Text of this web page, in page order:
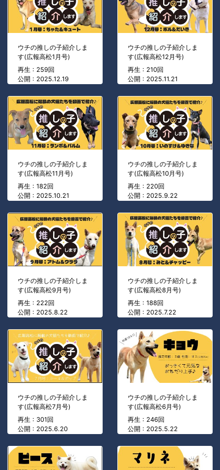
ウチの推しの子紹介しま
す(広報高松1月号)
再生 : 259回
公開 : 2025.12.19
ウチの推しの子紹介しま
す(広報高松12月号)
再生 : 210回
公開 : 2025.11.21
ウチの推しの子紹介しま
す(広報高松11月号)
再生 : 182回
公開 : 2025.10.21
ウチの推しの子紹介しま
す(広報高松10月号)
再生 : 220回
公開 : 2025.9.22
ウチの推しの子紹介しま
す(広報高松9月号)
再生 : 222回
公開 : 2025.8.22
ウチの推しの子紹介しま
す(広報高松8月号)
再生 : 188回
公開 : 2025.7.22
ウチの推しの子紹介しま
す(広報高松7月号)
再生 : 301回
公開 : 2025.6.20
ウチの推しの子紹介しま
す(広報高松6月号)
再生 : 246回
公開 : 2025.5.22